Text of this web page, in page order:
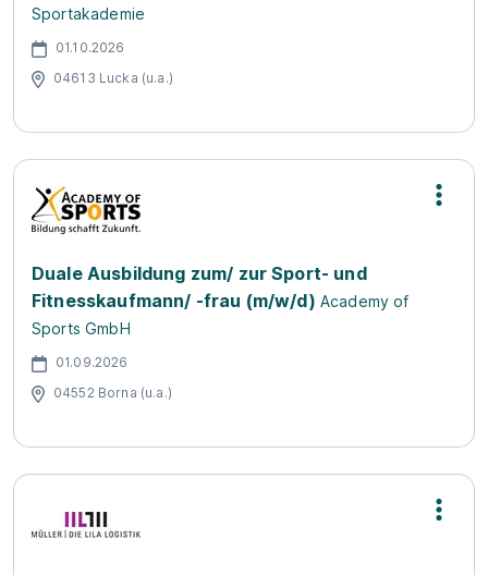
Sportakademie
01.10.2026
04613 Lucka (u.a.)
Duale Ausbildung zum/ zur Sport- und
Fitnesskaufmann/ -frau (m/w/d) Academy of
Sports GmbH
01.09.2026
04552 Borna (u.a.)